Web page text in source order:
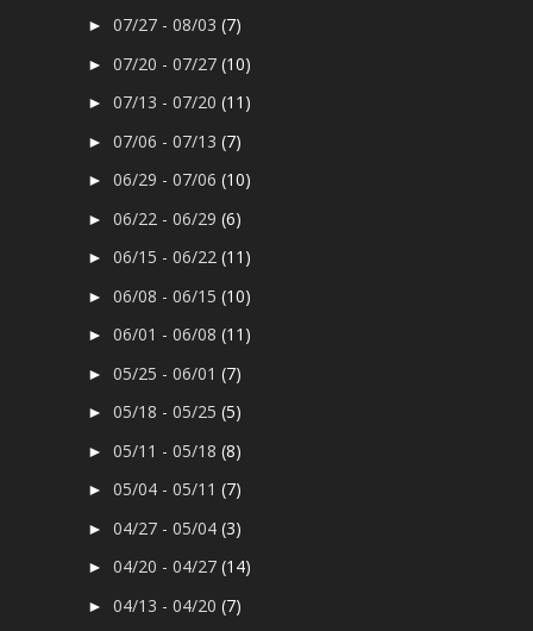
►07/27 - 08/03(7)
►07/20 - 07/27(10)
►07/13 - 07/20(11)
►07/06 - 07/13(7)
►06/29 - 07/06(10)
►06/22 - 06/29(6)
►06/15 - 06/22(11)
►06/08 - 06/15(10)
►06/01 - 06/08(11)
►05/25 - 06/01(7)
►05/18 - 05/25(5)
►05/11 - 05/18(8)
►05/04 - 05/11(7)
►04/27 - 05/04(3)
►04/20 - 04/27(14)
►04/13 - 04/20(7)